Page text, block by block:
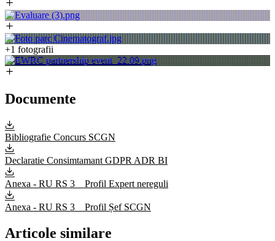
+1 fotografii
Documente
Bibliografie Concurs SCGN
Declaratie Consimtamant GDPR ADR BI
Anexa - RU RS 3 _ Profil Expert nereguli
Anexa - RU RS 3 _ Profil Șef SCGN
Articole similare